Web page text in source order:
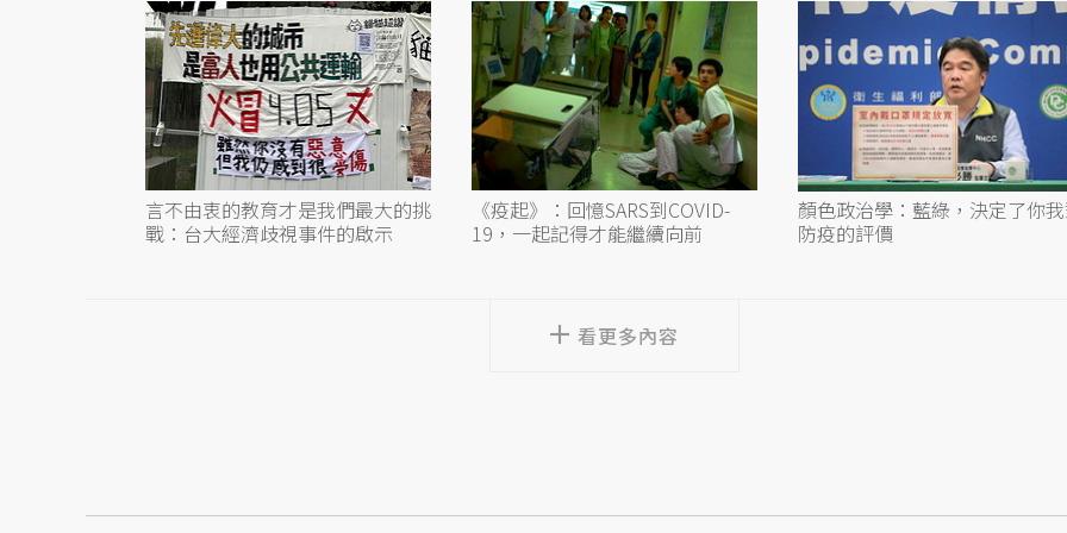
言不由衷的教育才是我們最大的挑
戰：台大經濟歧視事件的啟示
《疫起》：回憶SARS到COVID-
19，一起記得才能繼續向前
顏色政治學：藍綠，決定了你
防疫的評價
看更多內容